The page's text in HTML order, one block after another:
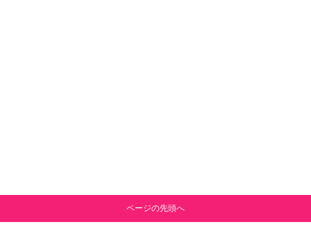
ページの先頭へ